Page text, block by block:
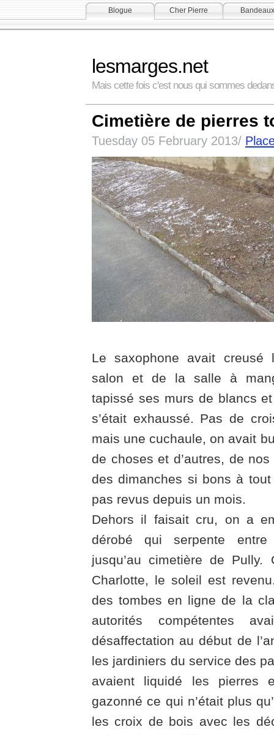
Blogue Cher Pierre Bandeaux
lesmarges.net
Mais cette fois c'est nous qui sommes
Cimetière de pierres
Tuesday 05 February 2013/
Le saxophone avait creusé
salon et de la salle à
tapissé ses murs de blancs
s’était exhaussé. Pas de
mais une cuchaule, on avait
de choses et d’autres, de
des dimanches si bons à tout
pas revus depuis un mois.
Dehors il faisait cru, on a
dérobé qui serpente
jusqu’au cimetière de
Charlotte, le soleil est
des tombes en ligne de la
autorités compétentes
désaffectation au début de
les jardiniers du service des
avaient liquidé les pierres
gazonné ce qui n’était plus
les croix de bois avec les